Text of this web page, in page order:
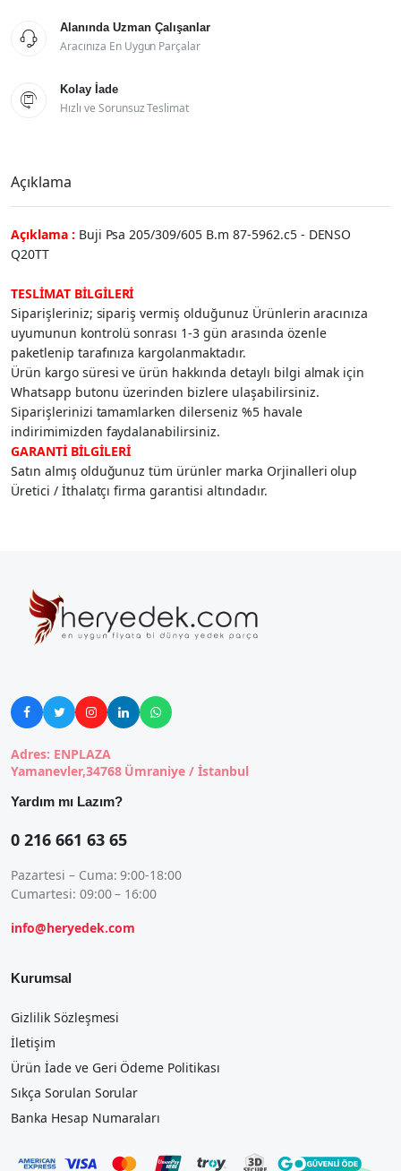

Alanında Uzman Çalışanlar
Aracınıza En Uygun Parçalar

Kolay İade
Hızlı ve Sorunsuz Teslimat
Açıklama
Açıklama : Buji Psa 205/309/605 B.m 87-5962.c5 - DENSO
Q20TT
TESLİMAT BİLGİLERİ
Siparişleriniz; sipariş vermiş olduğunuz Ürünlerin aracınıza
uyumunun kontrolü sonrası 1-3 gün arasında özenle
paketlenip tarafınıza kargolanmaktadır.
Ürün kargo süresi ve ürün hakkında detaylı bilgi almak için
Whatsapp butonu üzerinden bizlere ulaşabilirsiniz.
Siparişlerinizi tamamlarken dilerseniz %5 havale
indirimimizden faydalanabilirsiniz.
GARANTİ BİLGİLERİ
Satın almış olduğunuz tüm ürünler marka Orjinalleri olup
Üretici / İthalatçı firma garantisi altındadır.
    
Adres: ENPLAZA
Yamanevler,34768 Ümraniye / İstanbul
Yardım mı Lazım?
0 216 661 63 65
Pazartesi – Cuma: 9:00-18:00
Cumartesi: 09:00 – 16:00
info@heryedek.com
Kurumsal
Gizlilik Sözleşmesi
İletişim
Ürün İade ve Geri Ödeme Politikası
Sıkça Sorulan Sorular
Banka Hesap Numaraları